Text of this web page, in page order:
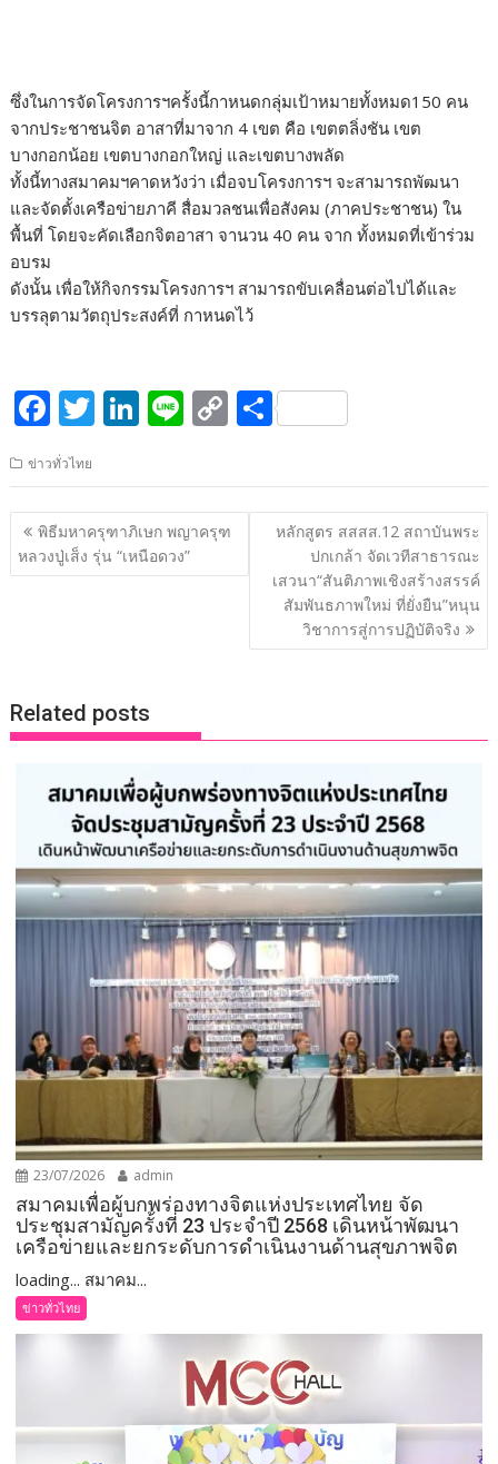
ซึ่งในการจัดโครงการฯครั้งนี้กาหนดกลุ่มเป้าหมายทั้งหมด150 คน
จากประชาชนจิต อาสาที่มาจาก 4 เขต คือ เขตตลิ่งชัน เขต
บางกอกน้อย เขตบางกอกใหญ่ และเขตบางพลัด
ทั้งนี้ทางสมาคมฯคาดหวังว่า เมื่อจบโครงการฯ จะสามารถพัฒนา
และจัดตั้งเครือข่ายภาคี สื่อมวลชนเพื่อสังคม (ภาคประชาชน) ใน
พื้นที่ โดยจะคัดเลือกจิตอาสา จานวน 40 คน จาก ทั้งหมดที่เข้าร่วม
อบรม
ดังนั้น เพื่อให้กิจกรรมโครงการฯ สามารถขับเคลื่อนต่อไปได้และ
บรรลุตามวัตถุประสงค์ที่ กาหนดไว้
F
ac
e
b
o
o
T
itt
er
Li
k
e
dI
n
Li
e
C
p
y
Li
n
S
ar
e
ข่าวทั่วไทย
แนะแนว
เรื่อง
พิธีมหาครุฑาภิเษก พญาครุฑ
หลวงปู่เส็ง รุ่น “เหนือดวง”
หลักสูตร สสสส.12 สถาบันพระ
ปกเกล้า จัดเวทีสาธารณะ
เสวนา“สันติภาพเชิงสร้างสรรค์
สัมพันธภาพใหม่ ที่ยั่งยืน”หนุน
วิชาการสู่การปฏิบัติจริง
Related posts
23/07/2026 admin
สมาคมเพื่อผู้บกพร่องทางจิตแห่งประเทศไทย จัด
ประชุมสามัญครั้งที่ 23 ประจำปี 2568 เดินหน้าพัฒนา
เครือข่ายและยกระดับการดำเนินงานด้านสุขภาพจิต
loading... สมาคม...
ข่าวทั่วไทย